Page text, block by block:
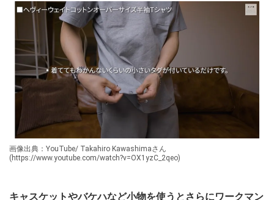
画像出典：YouTube/ Takahiro Kawashimaさん
(https://www.youtube.com/watch?v=OX1yzC_2qeo)
キャスケットやバケハなど小物を使うとさらにワークマン